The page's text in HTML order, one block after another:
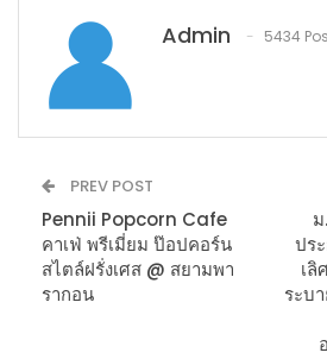
Admin 5434
PREV POST
Pennii Popcorn Cafe
คาเฟ่ พรีเมี่ยม ป๊อปคอร์น
สไตล์ฝรั่งเศส @ สยามพา
รากอน
ปร
เลิ
ระบ